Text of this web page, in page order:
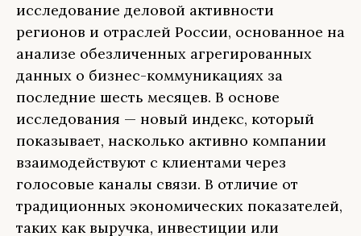
исследование деловой активности
регионов и отраслей России, основанное на
анализе обезличенных агрегированных
данных о бизнес-коммуникациях за
последние шесть месяцев. В основе
исследования — новый индекс, который
показывает, насколько активно компании
взаимодействуют с клиентами через
голосовые каналы связи. В отличие от
традиционных экономических показателей,
таких как выручка, инвестиции или